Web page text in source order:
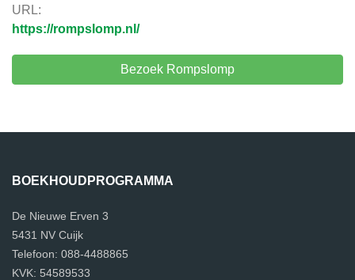
URL:
https://rompslomp.nl/
Bezoek Rompslomp
BOEKHOUDPROGRAMMA
De Nieuwe Erven 3
5431 NV Cuijk
Telefoon: 088-4488865
KVK: 54589533